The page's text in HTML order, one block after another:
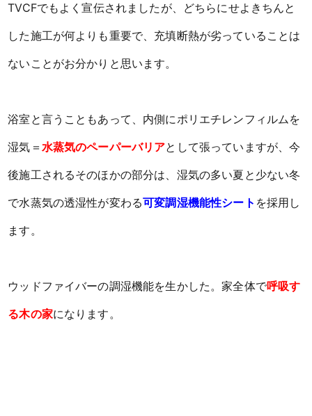
TVCFでもよく宣伝されましたが、どちらにせよきちんと
した施工が何よりも重要で、充填断熱が劣っていることは
ないことがお分かりと思います。
浴室と言うこともあって、内側にポリエチレンフィルムを
湿気＝ 水蒸気のペーパーバリアとして張っていますが、今
後施工されるそのほかの部分は、湿気の多い夏と少ない冬
で水蒸気の透湿性が変わる可変調湿機能性シート を採用し
ます。
ウッドファイバーの調湿機能を生かした。家全体で呼吸す
る木の家になります。